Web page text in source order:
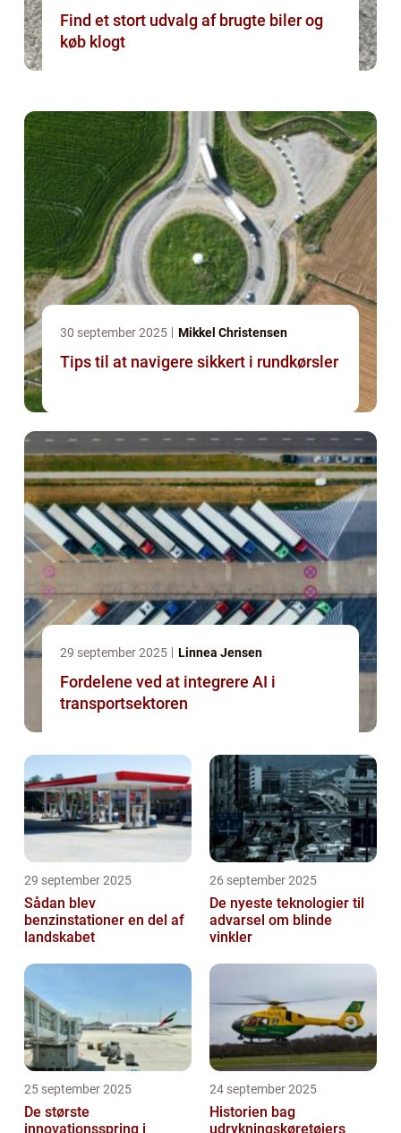
Find et stort udvalg af brugte biler og
køb klogt
30 september 2025 Mikkel Christensen
Tips til at navigere sikkert i rundkørsler
29 september 2025 Linnea Jensen
Fordelene ved at integrere AI i
transportsektoren
29 september 2025
Sådan blev
benzinstationer en del af
landskabet
26 september 2025
De nyeste teknologier til
advarsel om blinde
vinkler
25 september 2025
De største
innovationsspring i
24 september 2025
Historien bag
udrykningskøretøjers